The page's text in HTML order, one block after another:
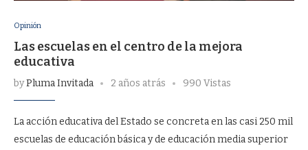
Opinión
Las escuelas en el centro de la mejora
educativa
byPluma Invitada 2 años atrás 990 Vistas
La acción educativa del Estado se concreta en las casi 250 mil
escuelas de educación básica y de educación media superior